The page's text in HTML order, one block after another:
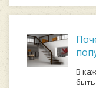
В
быть